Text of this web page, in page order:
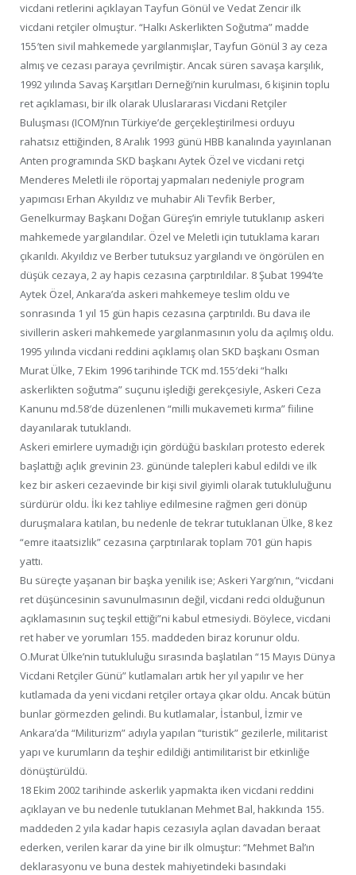
vicdani retlerini açıklayan Tayfun Gönül ve Vedat Zencir ilk
vicdani retçiler olmuştur. “Halkı Askerlikten Soğutma” madde
155′ten sivil mahkemede yargılanmışlar, Tayfun Gönül 3 ay ceza
almış ve cezası paraya çevrilmiştir. Ancak süren savaşa karşılık,
1992 yılında Savaş Karşıtları Derneği’nin kurulması, 6 kişinin toplu
ret açıklaması, bir ilk olarak Uluslararası Vicdani Retçiler
Buluşması (ICOM)’nın Türkiye’de gerçekleştirilmesi orduyu
rahatsız ettiğinden, 8 Aralık 1993 günü HBB kanalında yayınlanan
Anten programında SKD başkanı Aytek Özel ve vicdani retçi
Menderes Meletli ile röportaj yapmaları nedeniyle program
yapımcısı Erhan Akyıldız ve muhabir Ali Tevfik Berber,
Genelkurmay Başkanı Doğan Güreş’in emriyle tutuklanıp askeri
mahkemede yargılandılar. Özel ve Meletli için tutuklama kararı
çıkarıldı. Akyıldız ve Berber tutuksuz yargılandı ve öngörülen en
düşük cezaya, 2 ay hapis cezasına çarptırıldılar. 8 Şubat 1994′te
Aytek Özel, Ankara’da askeri mahkemeye teslim oldu ve
sonrasında 1 yıl 15 gün hapis cezasına çarptırıldı. Bu dava ile
sivillerin askeri mahkemede yargılanmasının yolu da açılmış oldu.
1995 yılında vicdani reddini açıklamış olan SKD başkanı Osman
Murat Ülke, 7 Ekim 1996 tarihinde TCK md.155′deki “halkı
askerlikten soğutma” suçunu işlediği gerekçesiyle, Askeri Ceza
Kanunu md.58′de düzenlenen “milli mukavemeti kırma” fiiline
dayanılarak tutuklandı.
Askeri emirlere uymadığı için gördüğü baskıları protesto ederek
başlattığı açlık grevinin 23. gününde talepleri kabul edildi ve ilk
kez bir askeri cezaevinde bir kişi sivil giyimli olarak tutukluluğunu
sürdürür oldu. İki kez tahliye edilmesine rağmen geri dönüp
duruşmalara katılan, bu nedenle de tekrar tutuklanan Ülke, 8 kez
“emre itaatsizlik” cezasına çarptırılarak toplam 701 gün hapis
yattı.
Bu süreçte yaşanan bir başka yenilik ise; Askeri Yargı’nın, “vicdani
ret düşüncesinin savunulmasının değil, vicdani redci olduğunun
açıklamasının suç teşkil ettiği”ni kabul etmesiydi. Böylece, vicdani
ret haber ve yorumları 155. maddeden biraz korunur oldu.
O.Murat Ülke’nin tutukluluğu sırasında başlatılan “15 Mayıs Dünya
Vicdani Retçiler Günü” kutlamaları artık her yıl yapılır ve her
kutlamada da yeni vicdani retçiler ortaya çıkar oldu. Ancak bütün
bunlar görmezden gelindi. Bu kutlamalar, İstanbul, İzmir ve
Ankara’da “Militurizm” adıyla yapılan “turistik” gezilerle, militarist
yapı ve kurumların da teşhir edildiği antimilitarist bir etkinliğe
dönüştürüldü.
18 Ekim 2002 tarihinde askerlik yapmakta iken vicdani reddini
açıklayan ve bu nedenle tutuklanan Mehmet Bal, hakkında 155.
maddeden 2 yıla kadar hapis cezasıyla açılan davadan beraat
ederken, verilen karar da yine bir ilk olmuştur: “Mehmet Bal’ın
deklarasyonu ve buna destek mahiyetindeki basındaki